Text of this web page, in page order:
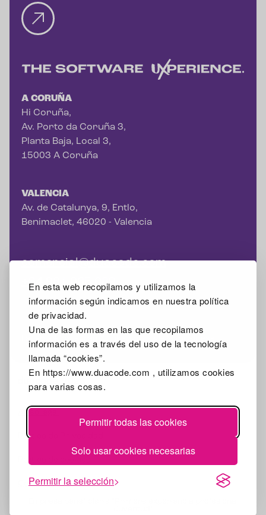
En esta web recopilamos y utilizamos la
información según indicamos en nuestra política
de privacidad.
Una de las formas en las que recopilamos
información es a través del uso de la tecnología
llamada “cookies”.
En https://www.duacode.com , utilizamos cookies
para varias cosas.
Permitir todas las cookies
Solo usar cookies necesarias
Permitir la selección
A CORUÑA
Hi Coruña,
Av. Porto da Coruña 3,
Planta Baja, Local 3,
15003 A Coruña
VALENCIA
Av. de Catalunya, 9, Entlo,
Benimaclet, 46020 - Valencia
comercial@duacode.com
+34 981 065 089
Facebook Instagram Linkedin Google Mybusiness
2026
Aviso legal
Política de Privacidad
Gestionar cookies